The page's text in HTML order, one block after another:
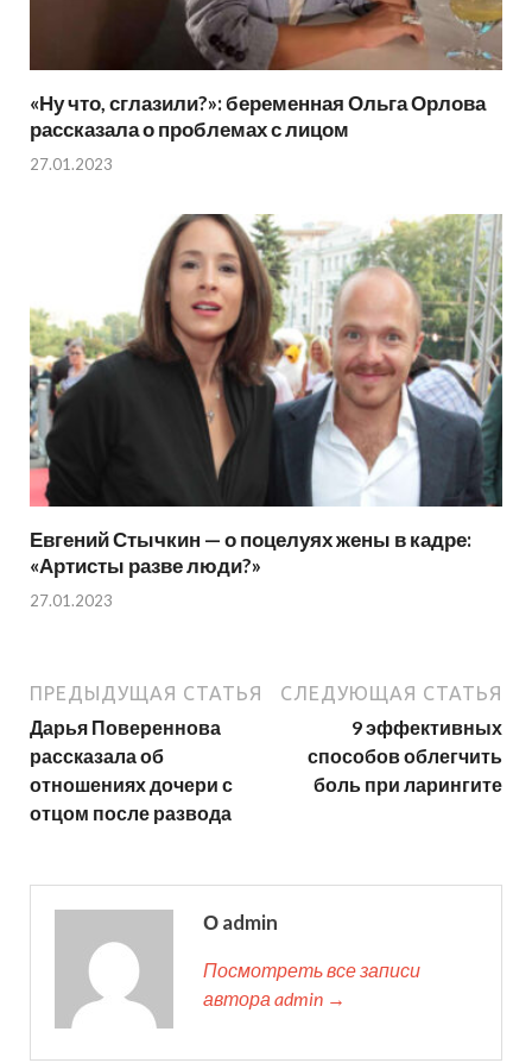
«Ну что, сглазили?»: беременная Ольга Орлова
рассказала о проблемах с лицом
27.01.2023
Евгений Стычкин — о поцелуях жены в кадре:
«Артисты разве люди?»
27.01.2023
ПРЕДЫДУЩАЯ СТАТЬЯ
Дарья Повереннова
рассказала об
отношениях дочери с
отцом после развода
СЛЕДУЮЩАЯ СТАТЬЯ
9 эффективных
способов облегчить
боль при ларингите
О admin
Посмотреть все записи
автора admin →